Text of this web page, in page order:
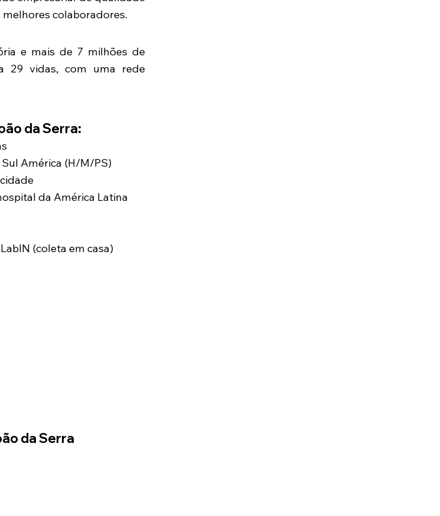
colaboradores.
e mais de 7 milhões de
29 vidas, com uma rede
da Serra:
América (H/M/PS)
da América Latina
(coleta em casa)
da Serra